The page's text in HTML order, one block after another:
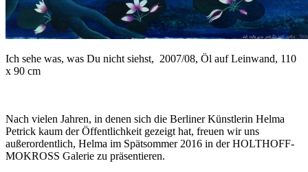
Ich sehe was, was Du nicht siehst, 2007/08, Öl auf Leinwand, 110
x 90 cm
Nach vielen Jahren, in denen sich die Berliner Künstlerin Helma
Petrick kaum der Öffentlichkeit gezeigt hat, freuen wir uns
außerordentlich, Helma im Spätsommer 2016 in der HOLTHOFF-
MOKROSS Galerie zu präsentieren.